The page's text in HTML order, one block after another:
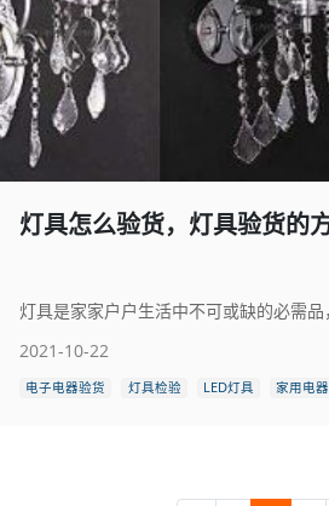
灯具怎么验货，灯具验货的
2021-10-22
电子电器验货 灯具检验 LED灯具 家用电器